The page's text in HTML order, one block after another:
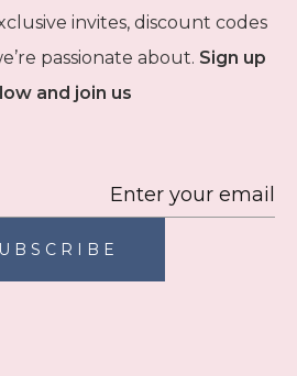
invites, discount codes
passionate about. Sign up
and join us.